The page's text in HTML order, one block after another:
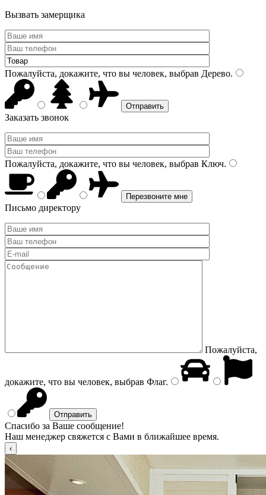
Вызвать замерщика
Пожалуйста, докажите, что вы человек, выбрав Дерево.
Заказать звонок
Пожалуйста, докажите, что вы человек, выбрав Ключ.
Письмо директору
Пожалуйста,
докажите, что вы человек, выбрав Флаг.
Спасибо за Ваше сообщение!
Наш менеджер свяжется с Вами в ближайшее время.